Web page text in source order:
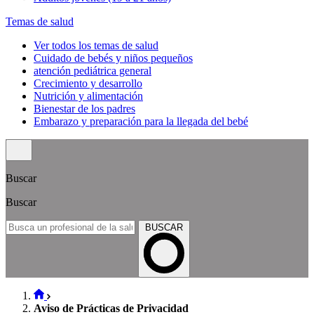
Temas de salud
Ver todos los temas de salud
Cuidado de bebés y niños pequeños
atención pediátrica general
Crecimiento y desarrollo
Nutrición y alimentación
Bienestar de los padres
Embarazo y preparación para la llegada del bebé
Buscar
Buscar
BUSCAR
Aviso de Prácticas de Privacidad